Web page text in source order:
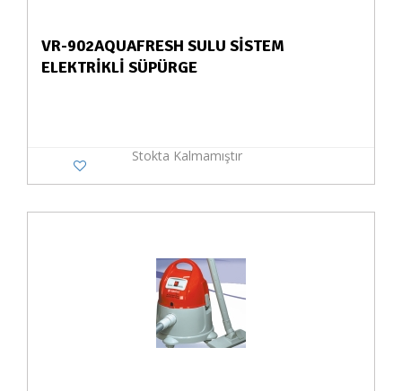
VR-902AQUAFRESH SULU SİSTEM
ELEKTRİKLİ SÜPÜRGE
Stokta Kalmamıştır